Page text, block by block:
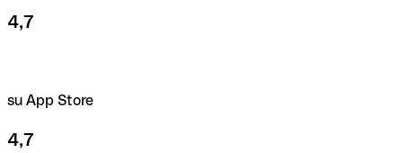
4,7
su App Store
4,7